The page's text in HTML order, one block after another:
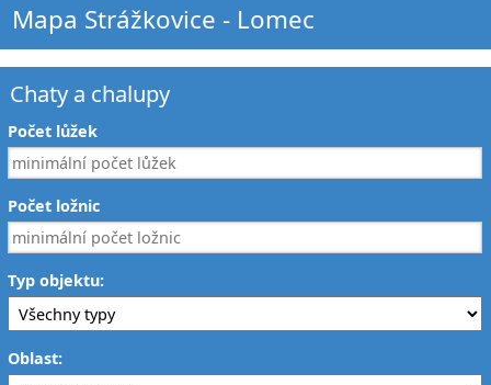
Mapa Strážkovice - Lomec
Chaty a chalupy
Počet lůžek
Počet ložnic
Typ objektu:
Oblast: